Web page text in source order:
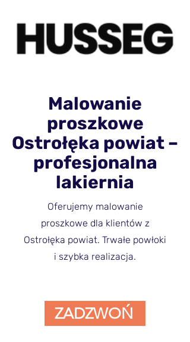
Malowanie
proszkowe
Ostrołęka powiat –
profesjonalna
lakiernia
Oferujemy malowanie
proszkowe dla klientów z
Ostrołęka powiat. Trwałe powłoki
i szybka realizacja.
ZADZWOŃ